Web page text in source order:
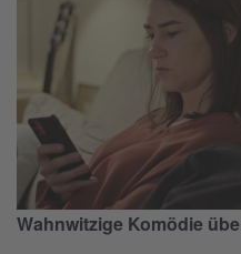
Wahnwitzige Komödie